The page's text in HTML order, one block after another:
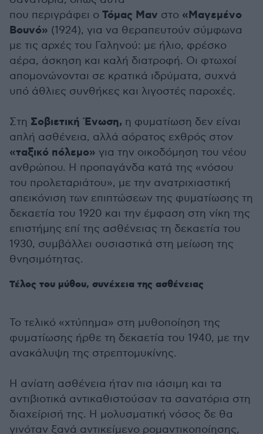
που περιγράφει ο Τόμας Μαν στο «Μαγεμένο
Βουνό» (1924), για να θεραπευτούν σύμφωνα
με τις αρχές του Γαληνού: με ήλιο, φρέσκο
αέρα, άσκηση και καλή διατροφή. Οι φτωχοί
απομονώνονται σε κρατικά ιδρύματα, συχνά
υπό άθλιες συνθήκες και λιγοστές παροχές.
Στη Σοβιετική Ένωση, η φυματίωση δεν είναι
απλή ασθένεια, αλλά αόρατος εχθρός στον
«ταξικό πόλεμο» για την οικοδόμηση του νέου
ανθρώπου. Η προπαγάνδα κατά της «νόσου
του προλεταριάτου», με την ανατριχιαστική
απεικόνιση των επιπτώσεων της φυματίωσης τη
δεκαετία του 1920 και την έμφαση στη νίκη της
επιστήμης επί της ασθένειας τη δεκαετία του
1930, συμβάλλει ουσιαστικά στη μείωση της
θνησιμότητας.
Τέλος του μύθου, συνέχεια της ασθένειας
Το τελικό «χτύπημα» στη μυθοποίηση της
φυματίωσης ήρθε τη δεκαετία του 1940, με την
ανακάλυψη της στρεπτομυκίνης.
Η ανίατη ασθένεια ήταν πια ιάσιμη και τα
αντιβιοτικά αντικαθιστούσαν τα σανατόρια στη
διαχείρισή της. Η μολυσματική νόσος δε θα
γινόταν ξανά αντικείμενο ρομαντικοποίησης,